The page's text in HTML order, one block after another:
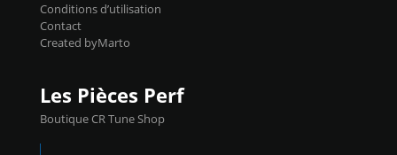
Conditions d’utilisation
Contact
Created byMarto
Les Pièces Perf
Boutique CR Tune Shop